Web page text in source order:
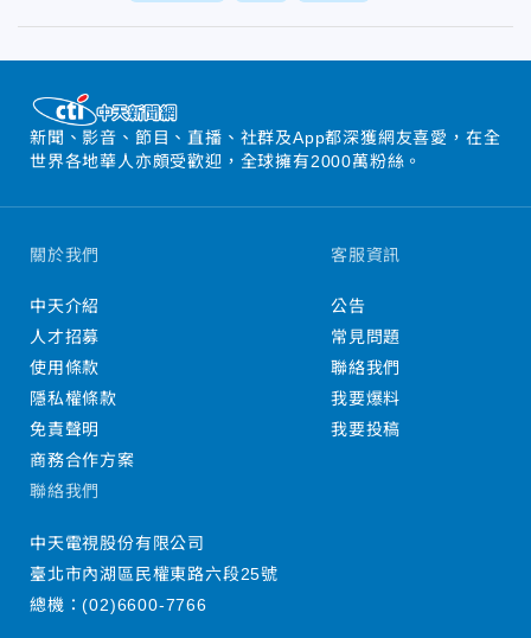
新聞、影音、節目、直播、社群及App都深獲網友喜愛，在全
世界各地華人亦頗受歡迎，全球擁有2000萬粉絲。
關於我們
中天介紹
人才招募
使用條款
隱私權條款
免責聲明
商務合作方案
客服資訊
公告
常見問題
聯絡我們
我要爆料
我要投稿
聯絡我們
中天電視股份有限公司
臺北市內湖區民權東路六段25號
總機：(02)6600-7766